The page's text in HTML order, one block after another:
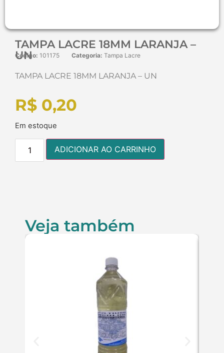
TAMPA LACRE 18MM LARANJA –
UN
Código: 101175 Categoria: Tampa Lacre
TAMPA LACRE 18MM LARANJA – UN
R$ 0,20
Em estoque
ADICIONAR AO CARRINHO
Veja também